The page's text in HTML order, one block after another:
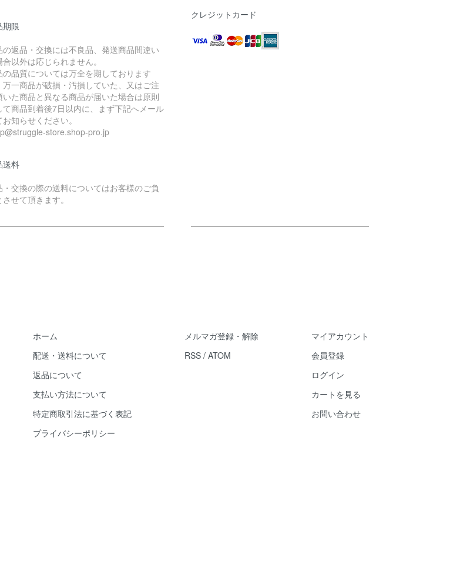
期限
の返品・交換には不良品、発送商品間違い
合以外は応じられません。
の品質については万全を期しております
万一商品が破損・汚損していた、又はご注
いた商品と異なる商品が届いた場合は原則
て商品到着後7日以内に、まず下記へメール
お知らせください。
store.shop-pro.jp
送料
・交換の際の送料についてはお客様のご負
せて頂きます。
クレジットカード
ホーム
配送・送料について
返品について
支払い方法について
特定商取引法に基づく表記
プライバシーポリシー
メルマガ登録・解除
RSS / ATOM
マイアカウント
会員登録
ログイン
カートを見る
お問い合わせ